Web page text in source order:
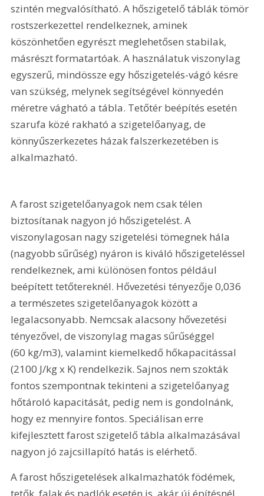
szintén megvalósítható. A hőszigetelő táblák tömör
rostszerkezettel rendelkeznek, aminek
köszönhetően egyrészt meglehetősen stabilak,
másrészt formatartóak. A használatuk viszonylag
egyszerű, mindössze egy hőszigetelés-vágó késre
van szükség, melynek segítségével könnyedén
méretre vágható a tábla. Tetőtér beépítés esetén
szarufa közé rakható a szigetelőanyag, de
könnyűszerkezetes házak falszerkezetében is
alkalmazható.
A farost szigetelőanyagok nem csak télen
biztosítanak nagyon jó hőszigetelést. A
viszonylagosan nagy szigetelési tömegnek hála
(nagyobb sűrűség) nyáron is kiváló hőszigeteléssel
rendelkeznek, ami különösen fontos például
beépített tetőtereknél. Hővezetési tényezője 0,036
a természetes szigetelőanyagok között a
legalacsonyabb. Nemcsak alacsony hővezetési
tényezővel, de viszonylag magas sűrűséggel
(60 kg/m3), valamint kiemelkedő hőkapacitással
(2100 J/kg x K) rendelkezik. Sajnos nem szokták
fontos szempontnak tekinteni a szigetelőanyag
hőtároló kapacitását, pedig nem is gondolnánk,
hogy ez mennyire fontos. Speciálisan erre
kifejlesztett farost szigetelő tábla alkalmazásával
nagyon jó zajcsillapító hatás is elérhető.
A farost hőszigetelések alkalmazhatók födémek,